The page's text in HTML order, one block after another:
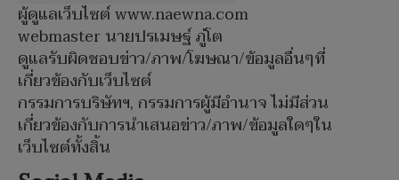
ผู้ดูแลเว็บไซต์ www.naewna.com
webmaster นายปรเมษฐ์ ภู่โต
ดูแลรับผิดชอบข่าว/ภาพ/โฆษณา/ข้อมูลอื่นๆที่
เกี่ยวข้องกับเว็บไซต์
กรรมการบริษัทฯ, กรรมการผู้มีอำนาจ ไม่มีส่วน
เกี่ยวข้องกับการนำเสนอข่าว/ภาพ/ข้อมูลใดๆใน
เว็บไซต์ทั้งสิ้น